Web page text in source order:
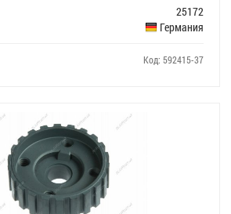
25172
Германия
Код: 592415-37